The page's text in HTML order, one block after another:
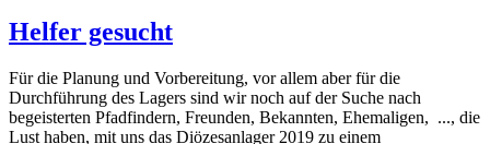
Helfer gesucht
Für die Planung und Vorbereitung, vor allem aber für die
Durchführung des Lagers sind wir noch auf der Suche nach
begeisterten Pfadfindern, Freunden, Bekannten, Ehemaligen, ..., die
Lust haben, mit uns das Diözesanlager 2019 zu einem